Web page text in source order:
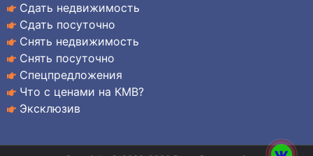
Сдать недвижимость
Сдать посуточно
Снять недвижимость
Снять посуточно
Спецпредложения
Что с ценами на КМВ?
Эксклюзив